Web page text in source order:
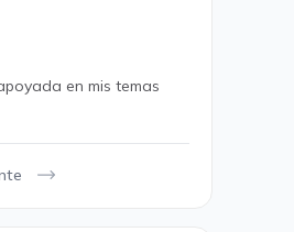
en mis temas